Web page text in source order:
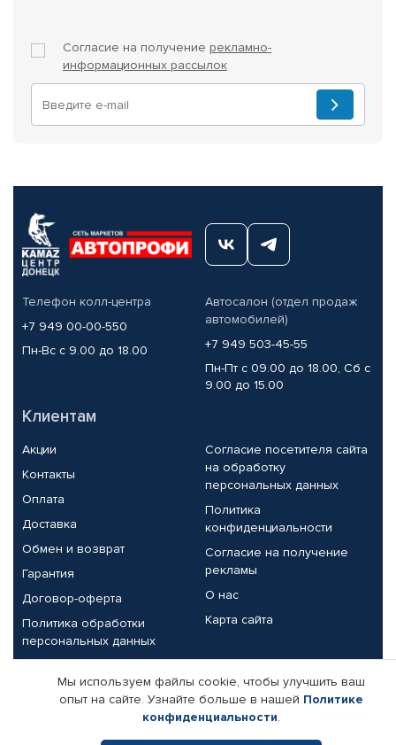
Согласие на получение рекламно-
информационных рассылок
Телефон колл-центра
+7 949 00-00-550
Пн-Вс с 9.00 до 18.00
Автосалон (отдел продаж
автомобилей)
+7 949 503-45-55
Пн-Пт с 09.00 до 18.00, Сб с
9.00 до 15.00
Клиентам
Акции
Контакты
Оплата
Доставка
Обмен и возврат
Гарантия
Договор-оферта
Политика обработки
персональных данных
Согласие посетителя сайта
на обработку
персональных данных
Политика
конфиденциальности
Согласие на получение
рекламы
О нас
Карта сайта
Партнерам
Корпоративным клиентам
Поставщикам
Реквизиты компании
Мы используем файлы cookie, чтобы улучшить ваш
опыт на сайте. Узнайте больше в нашей Политике
конфиденциальности.